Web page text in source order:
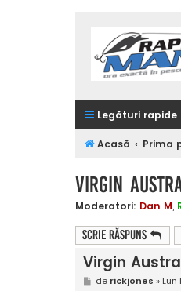
Legături rapide
Acasă Prima
Virgin
Moderatori: Dan M,
Scrie răspuns
Virgin
M
de rickjones » Lun